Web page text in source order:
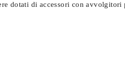
dotati di accessori con avvolgitori